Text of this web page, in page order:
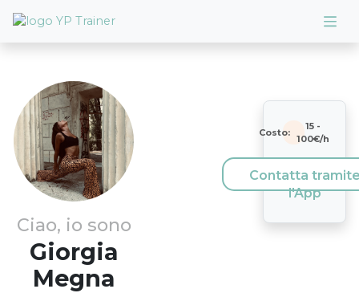
Ciao, io sono
Giorgia
Megna
Costo:
15-
100€/h
Contatta
l'App